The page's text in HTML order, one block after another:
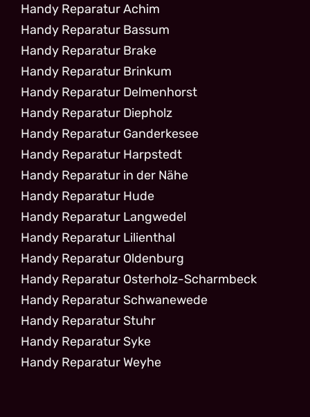
Handy Reparatur Achim
Handy Reparatur Bassum
Handy Reparatur Brake
Handy Reparatur Brinkum
Handy Reparatur Delmenhorst
Handy Reparatur Diepholz
Handy Reparatur Ganderkesee
Handy Reparatur Harpstedt
Handy Reparatur in der Nähe
Handy Reparatur Hude
Handy Reparatur Langwedel
Handy Reparatur Lilienthal
Handy Reparatur Oldenburg
Handy Reparatur Osterholz-Scharmbeck
Handy Reparatur Schwanewede
Handy Reparatur Stuhr
Handy Reparatur Syke
Handy Reparatur Weyhe